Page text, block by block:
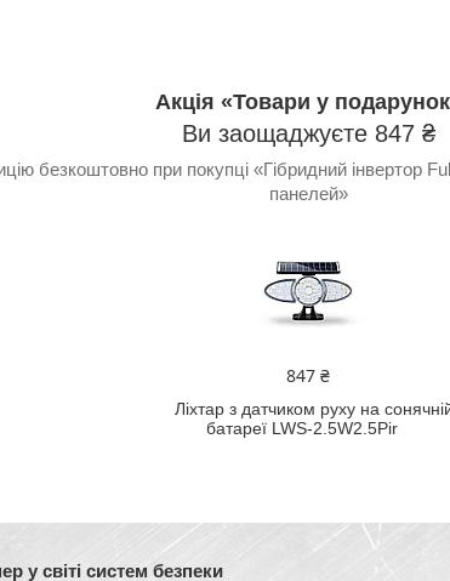
Акція «Товари у
Ви заощаджуєте 847 ₴
безкоштовно при покупці «Гібридний інвертор
панелей»
847 ₴
Ліхтар з датчиком руху на
батареї LWS-2.5W2.5Pir
у світі систем безпеки